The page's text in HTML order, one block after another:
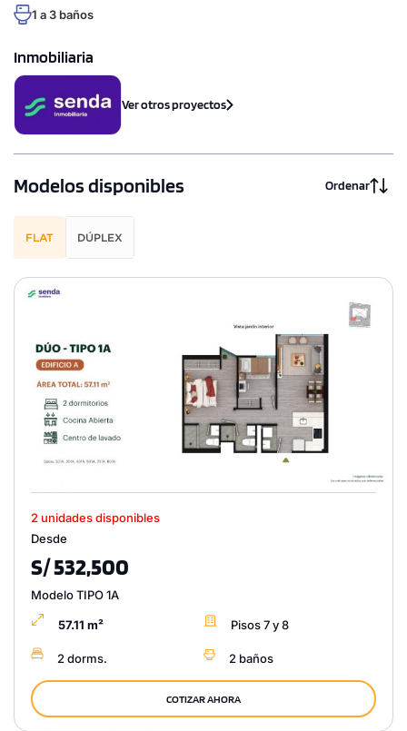
1 a 3 baños
Inmobiliaria
Ver otros proyectos
Modelos disponibles Ordenar
FLAT DÚPLEX
2 unidades disponibles
Desde
S/ 532,500
Modelo TIPO 1A
57.11 m² Pisos 7 y 8
2 dorms. 2 baños
COTIZAR AHORA